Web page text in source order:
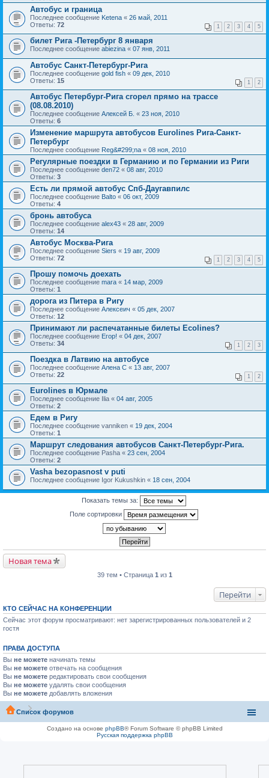
Автобус и граница
Последнее сообщение Ketena « 26 май, 2011
Ответы: 72 1 2 3 4 5
билет Рига -Петербург 8 января
Последнее сообщение abiezina « 07 янв, 2011
Автобус Санкт-Петербург-Рига
Последнее сообщение gold fish « 09 дек, 2010
Ответы: 15 1 2
Автобус Петербург-Рига сгорел прямо на трассе
(08.08.2010)
Последнее сообщение Алексей Б. « 23 ноя, 2010
Ответы: 6
Изменение маршрута автобусов Eurolines Рига-Санкт-
Петербург
Последнее сообщение Reg&#299;na « 08 ноя, 2010
Регулярные поездки в Германию и по Германии из Риги
Последнее сообщение den72 « 08 авг, 2010
Ответы: 3
Есть ли прямой автобус Спб-Даугавпилс
Последнее сообщение Balto « 06 окт, 2009
Ответы: 4
бронь автобуса
Последнее сообщение alex43 « 28 авг, 2009
Ответы: 14
Автобус Москва-Рига
Последнее сообщение Siers « 19 авг, 2009
Ответы: 72 1 2 3 4 5
Прошу помочь доехать
Последнее сообщение mara « 14 мар, 2009
Ответы: 1
дорога из Питера в Ригу
Последнее сообщение Алексеич « 05 дек, 2007
Ответы: 12
Принимают ли распечатанные билеты Ecolines?
Последнее сообщение Егор! « 04 дек, 2007
Ответы: 34 1 2 3
Поездка в Латвию на автобусе
Последнее сообщение Алена С « 13 авг, 2007
Ответы: 22 1 2
Eurolines в Юрмале
Последнее сообщение Ilia « 04 авг, 2005
Ответы: 2
Едем в Ригу
Последнее сообщение vanniken « 19 дек, 2004
Ответы: 1
Маршрут следования автобусов Санкт-Петербург-Рига.
Последнее сообщение Pasha « 23 сен, 2004
Ответы: 2
Vasha bezopasnost v puti
Последнее сообщение Igor Kukushkin « 18 сен, 2004
Показать темы за:
Поле сортировки
Новая тема
39 тем • Страница 1 из 1
Перейти
КТО СЕЙЧАС НА КОНФЕРЕНЦИИ
Сейчас этот форум просматривают: нет зарегистрированных пользователей и 2
гостя
ПРАВА ДОСТУПА
Вы не можете начинать темы
Вы не можете отвечать на сообщения
Вы не можете редактировать свои сообщения
Вы не можете удалять свои сообщения
Вы не можете добавлять вложения
Список форумов
Создано на основе phpBB® Forum Software © phpBB Limited
Русская поддержка phpBB